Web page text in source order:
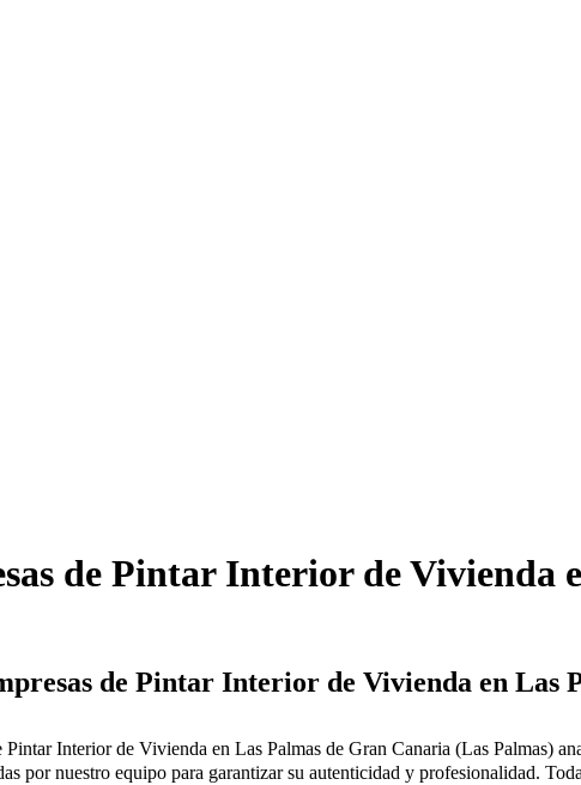
de Pintar Interior de Vivienda
de Pintar Interior de Vivienda en Las
Pintar Interior de Vivienda en Las Palmas de Gran Canaria (Las Palmas)
por nuestro equipo para garantizar su autenticidad y profesionalidad.